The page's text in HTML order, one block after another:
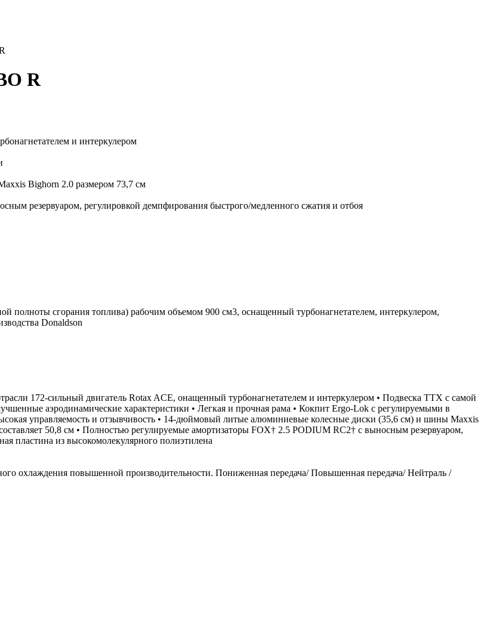
R
и интеркулером
Bighorn 2.0 размером 73,7 см
резервуаром, регулировкой демпфирования быстрого/медленного сжатия и отбоя
полноты сгорания топлива) рабочим объемом 900 см3, оснащенный турбонагнетателем, интеркулером,
Donaldson
172-сильный двигатель Rotax ACE, онащенный турбонагнетателем и интеркулером • Подвеска TTX с самой
аэродинамические характеристики • Легкая и прочная рама • Кокпит Ergo-Lok с регулируемыми в
управляемость и отзывчивость • 14-дюймовый литые алюминиевые колесные диски (35,6 см) и шины Maxxis
50,8 см • Полностью регулируемые амортизаторы FOX† 2.5 PODIUM RC2† с выносным резервуаром,
пластина из высокомолекулярного полиэтилена
охлаждения повышенной производительности. Пониженная передача/ Повышенная передача/ Нейтраль /